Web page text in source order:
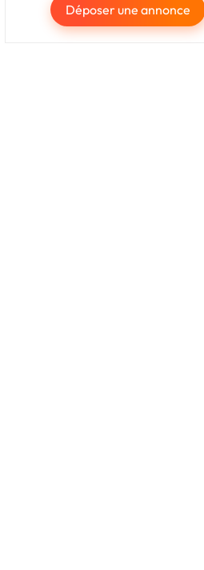
Déposer une annonce